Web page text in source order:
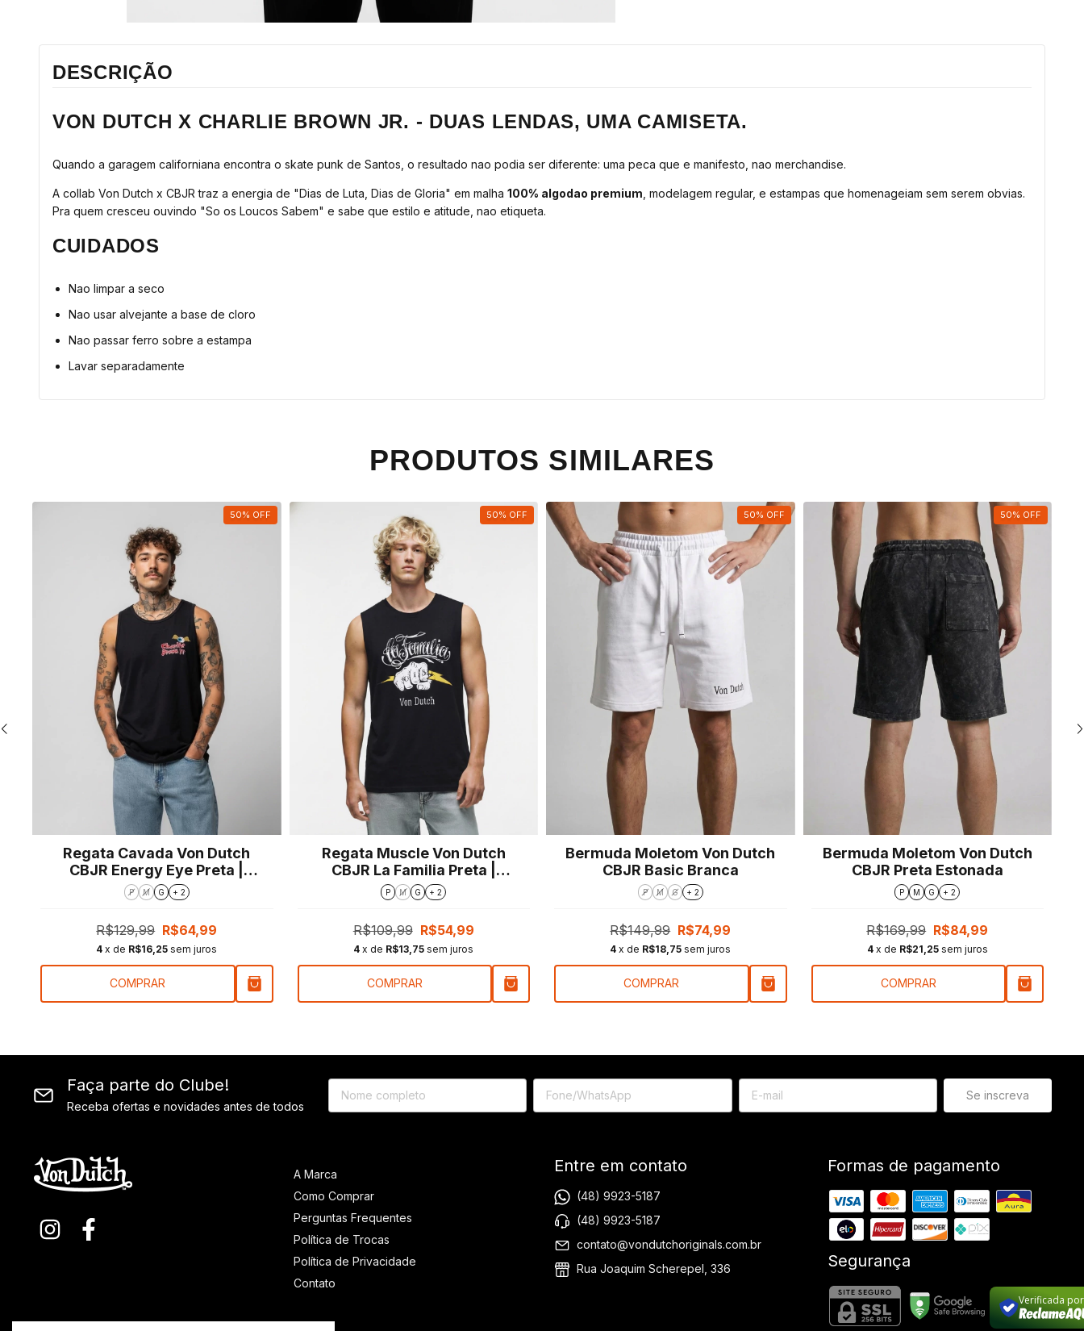
DESCRIÇÃO
VON DUTCH X CHARLIE BROWN JR. - DUAS LENDAS, UMA CAMISETA.
Quando a garagem californiana encontra o skate punk de Santos, o resultado nao podia ser diferente: uma peca que e manifesto, nao merchandise.
A collab Von Dutch x CBJR traz a energia de "Dias de Luta, Dias de Gloria" em malha 100% algodao premium , modelagem regular, e estampas que homenageiam sem serem obvias.
Pra quem cresceu ouvindo "So os Loucos Sabem" e sabe que estilo e atitude, nao etiqueta.
CUIDADOS
Nao limpar a seco
Nao usar alvejante a base de cloro
Nao passar ferro sobre a estampa
Lavar separadamente
PRODUTOS SIMILARES
50% OFF
Regata Cavada Von Dutch
CBJR Energy Eye Preta |
Regular Fit
P M G + 2
R$129,99 R$64,99
4 x de R$16,25 sem juros
COMPRAR
50% OFF
Regata Muscle Von Dutch
CBJR La Familia Preta |
Regular Fit
P M G + 2
R$109,99 R$54,99
4 x de R$13,75 sem juros
COMPRAR
50% OFF
Bermuda Moletom Von Dutch
CBJR Basic Branca
P M G + 2
R$149,99 R$74,99
4 x de R$18,75 sem juros
COMPRAR
50% OFF
Bermuda Moletom Von Dutch
CBJR Preta Estonada
P M G + 2
R$169,99 R$84,99
4 x de R$21,25 sem juros
COMPRAR
Faça parte do Clube!
Receba ofertas e novidades antes de todos
A Marca
Como Comprar
Perguntas Frequentes
Política de Trocas
Política de Privacidade
Contato
Entre em contato
(48) 9923-5187
(48) 9923-5187
contato@vondutchoriginals.com.br
Rua Joaquim Scherepel, 336
Formas de pagamento
Segurança
Verificada por